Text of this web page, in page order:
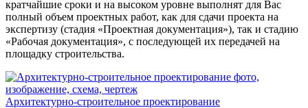
кратчайшие сроки и на высоком уровне выполнят для Вас
полный объем проектных работ, как для сдачи проекта на
экспертизу (стадия «Проектная документация»), так и стадию
«Рабочая документация», с последующей их передачей на
площадку строительства.
Архитектурно-строительное проектирование